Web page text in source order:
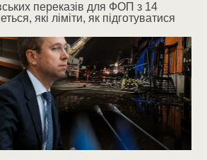
переказів для ФОП з 14
які ліміти, як підготуватися